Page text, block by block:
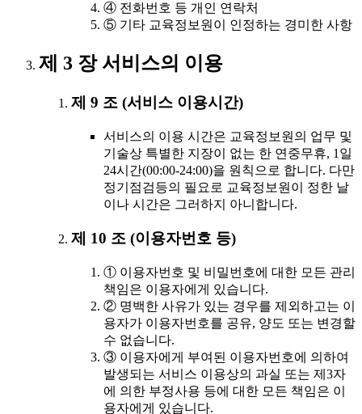
④ 전화번호 등 개인 연락처
⑤ 기타 교육정보원이 인정하는 경미한 사항
제 3 장 서비스의 이용
제 9 조 (서비스 이용시간)
서비스의 이용 시간은 교육정보원의 업무 및
기술상 특별한 지장이 없는 한 연중무휴, 1일
24시간(00:00-24:00)을 원칙으로 합니다. 다만
정기점검등의 필요로 교육정보원이 정한 날
이나 시간은 그러하지 아니합니다.
제 10 조 (이용자번호 등)
① 이용자번호 및 비밀번호에 대한 모든 관리
책임은 이용자에게 있습니다.
② 명백한 사유가 있는 경우를 제외하고는 이
용자가 이용자번호를 공유, 양도 또는 변경할
수 없습니다.
③ 이용자에게 부여된 이용자번호에 의하여
발생되는 서비스 이용상의 과실 또는 제3자
에 의한 부정사용 등에 대한 모든 책임은 이
용자에게 있습니다.